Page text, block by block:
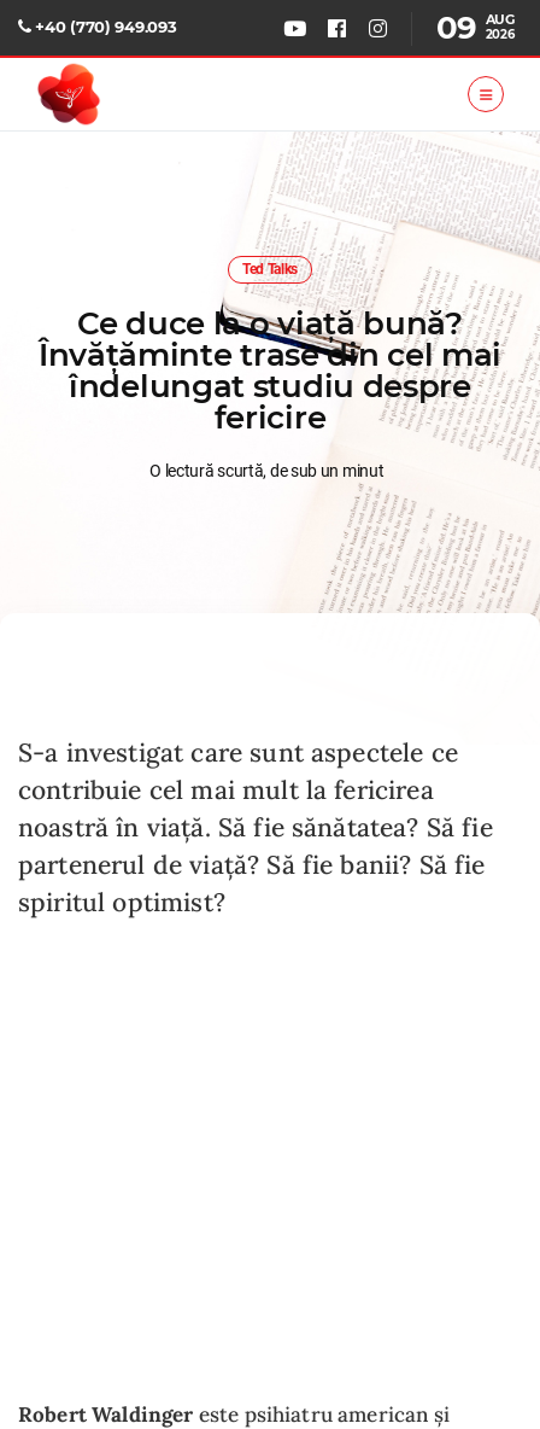
+40 (770) 949.093 09 AUG
2026
Ted Talks
Ce duce la o viață bună?
Învățăminte trase din cel mai
îndelungat studiu despre
fericire
O lectură scurtă, de sub un minut
S-a investigat care sunt aspectele ce
contribuie cel mai mult la fericirea
noastră în viață. Să fie sănătatea? Să fie
partenerul de viață? Să fie banii? Să fie
spiritul optimist?
Robert Waldinger este psihiatru american și